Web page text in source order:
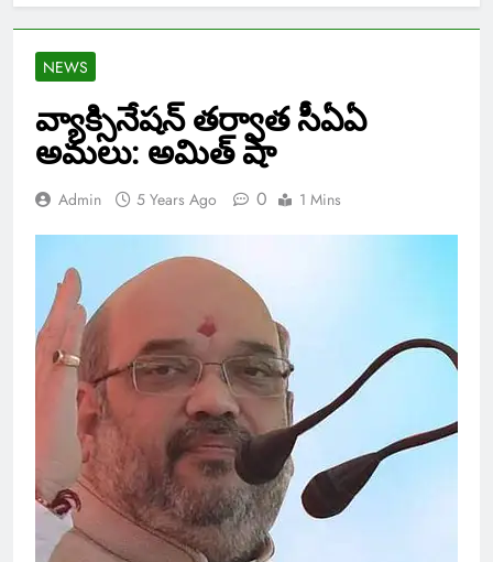
NEWS
వ్యాక్సినేషన్ తర్వాత సీఏఏ
అమలు: అమిత్ షా
Admin 5 Years Ago 0 1 Mins